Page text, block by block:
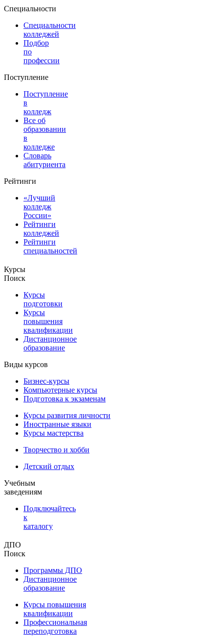
Специальности
Специальности
колледжей
Подбор
по
профессии
Поступление
Поступление
в
колледж
Все об
образовании
в
колледже
Словарь
абитуриента
Рейтинги
«Лучший
колледж
России»
Рейтинги
колледжей
Рейтинги
специальностей
Курсы
Поиск
Курсы
подготовки
Курсы
повышения
квалификации
Дистанционное
образование
Виды курсов
Бизнес-курсы
Компьютерные курсы
Подготовка к экзаменам
Курсы развития личности
Иностранные языки
Курсы мастерства
Творчество и хобби
Детский отдых
Учебным
заведениям
Подключайтесь
к
каталогу
ДПО
Поиск
Программы ДПО
Дистанционное
образование
Курсы повышения
квалификации
Профессиональная
переподготовка